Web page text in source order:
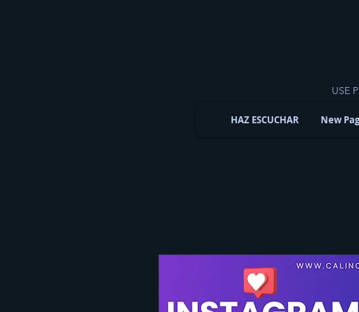
USE
HAZ ESCUCHAR New